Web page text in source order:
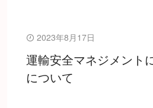
2023年8月17日
運輸安全マネジメント
について